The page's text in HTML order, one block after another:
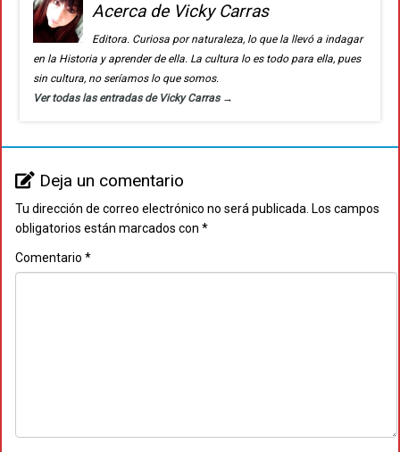
Acerca de Vicky Carras
Editora. Curiosa por naturaleza, lo que la llevó a indagar
en la Historia y aprender de ella. La cultura lo es todo para ella, pues
sin cultura, no seríamos lo que somos.
Ver todas las entradas de Vicky Carras →
Deja un comentario
Tu dirección de correo electrónico no será publicada. Los campos
obligatorios están marcados con *
Comentario *